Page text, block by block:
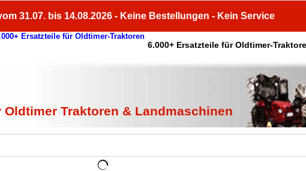
31.07. bis 14.08.2026 - Keine Bestellungen - Kein Service
6.000+ Ersatzteile für Oldtimer-
Traktoren & Landmaschinen